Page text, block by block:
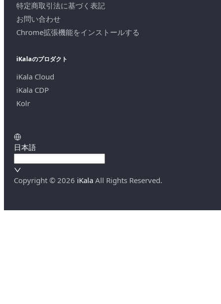
特定商取引法に基づく表記
お問い合わせ
Chrome拡張機能をインストールする
iKalaのプロダクト
iKala Cloud
iKala CDP
Kolr
日本語
Copyright © 2026 iKala All Rights Reserved.